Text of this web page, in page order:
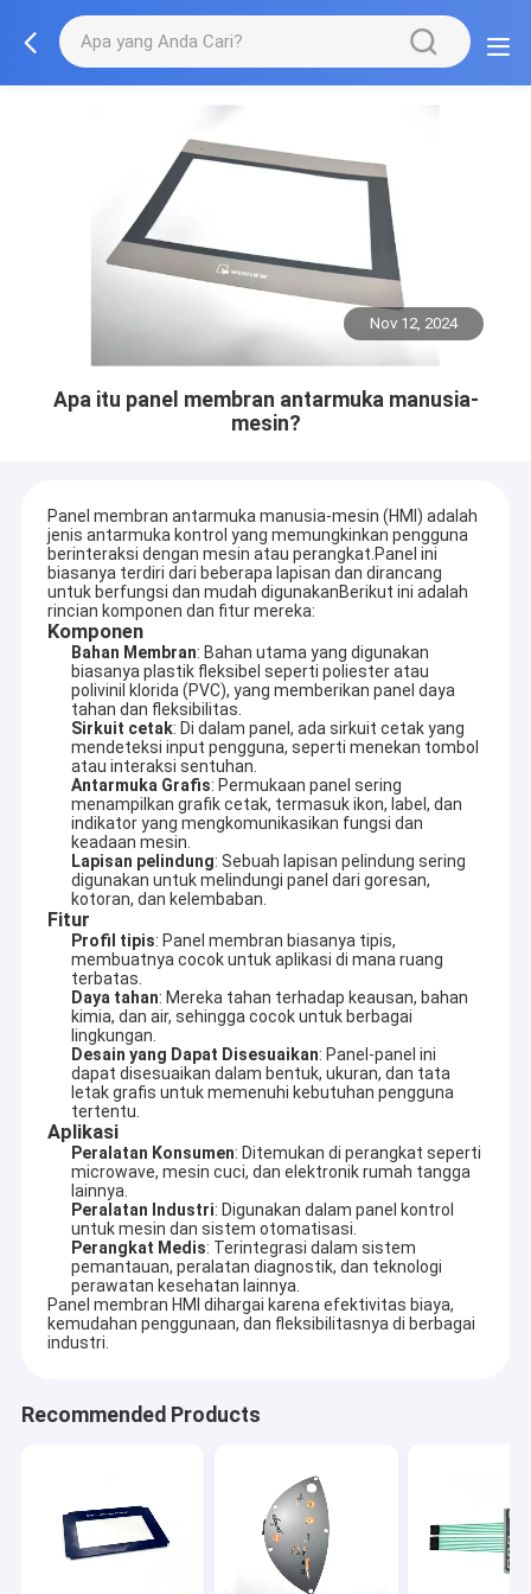
Nov 12, 2024
Apa itu panel membran antarmuka manusia-
mesin?
Panel membran antarmuka manusia-mesin (HMI) adalah
jenis antarmuka kontrol yang memungkinkan pengguna
berinteraksi dengan mesin atau perangkat.Panel ini
biasanya terdiri dari beberapa lapisan dan dirancang
untuk berfungsi dan mudah digunakanBerikut ini adalah
rincian komponen dan fitur mereka:
Komponen
Bahan Membran: Bahan utama yang digunakan
biasanya plastik fleksibel seperti poliester atau
polivinil klorida (PVC), yang memberikan panel daya
tahan dan fleksibilitas.
Sirkuit cetak: Di dalam panel, ada sirkuit cetak yang
mendeteksi input pengguna, seperti menekan tombol
atau interaksi sentuhan.
Antarmuka Grafis: Permukaan panel sering
menampilkan grafik cetak, termasuk ikon, label, dan
indikator yang mengkomunikasikan fungsi dan
keadaan mesin.
Lapisan pelindung: Sebuah lapisan pelindung sering
digunakan untuk melindungi panel dari goresan,
kotoran, dan kelembaban.
Fitur
Profil tipis: Panel membran biasanya tipis,
membuatnya cocok untuk aplikasi di mana ruang
terbatas.
Daya tahan: Mereka tahan terhadap keausan, bahan
kimia, dan air, sehingga cocok untuk berbagai
lingkungan.
Desain yang Dapat Disesuaikan: Panel-panel ini
dapat disesuaikan dalam bentuk, ukuran, dan tata
letak grafis untuk memenuhi kebutuhan pengguna
tertentu.
Aplikasi
Peralatan Konsumen: Ditemukan di perangkat seperti
microwave, mesin cuci, dan elektronik rumah tangga
lainnya.
Peralatan Industri: Digunakan dalam panel kontrol
untuk mesin dan sistem otomatisasi.
Perangkat Medis: Terintegrasi dalam sistem
pemantauan, peralatan diagnostik, dan teknologi
perawatan kesehatan lainnya.
Panel membran HMI dihargai karena efektivitas biaya,
kemudahan penggunaan, dan fleksibilitasnya di berbagai
industri.
Recommended Products